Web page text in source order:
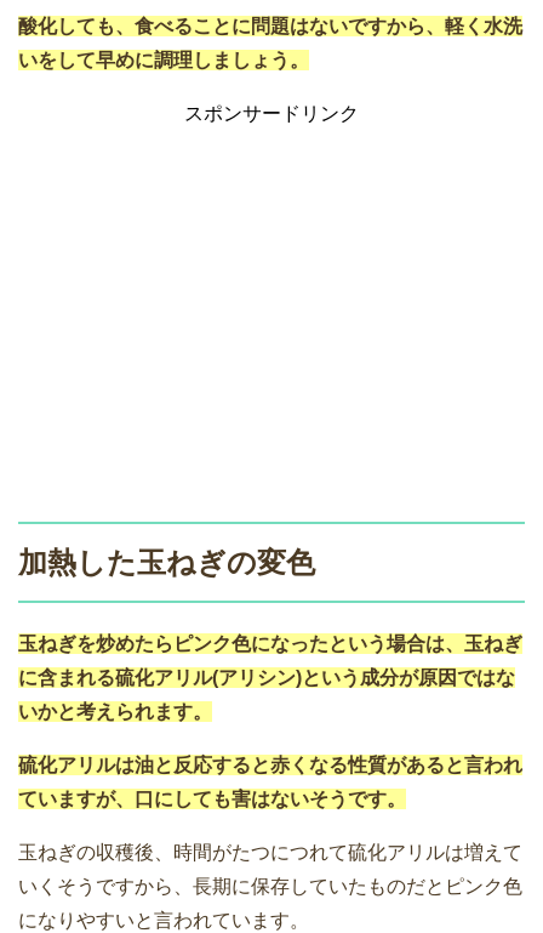
酸化しても、食べることに問題はないですから、軽く水洗
いをして早めに調理しましょう。
スポンサードリンク
加熱した玉ねぎの変色
玉ねぎを炒めたらピンク色になったという場合は、玉ねぎ
に含まれる硫化アリル(アリシン)という成分が原因ではな
いかと考えられます。
硫化アリルは油と反応すると赤くなる性質があると言われ
ていますが、口にしても害はないそうです。
玉ねぎの収穫後、時間がたつにつれて硫化アリルは増えて
いくそうですから、長期に保存していたものだとピンク色
になりやすいと言われています。